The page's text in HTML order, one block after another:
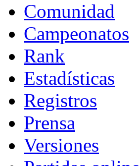
Comunidad
Campeonatos
Rank
Estadísticas
Registros
Prensa
Versiones